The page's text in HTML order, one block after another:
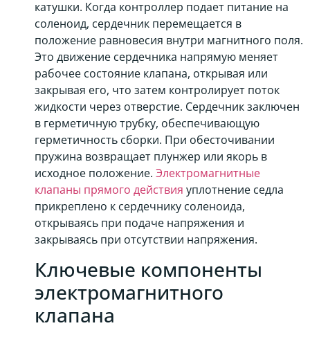
катушки. Когда контроллер подает питание на
соленоид, сердечник перемещается в
положение равновесия внутри магнитного поля.
Это движение сердечника напрямую меняет
рабочее состояние клапана, открывая или
закрывая его, что затем контролирует поток
жидкости через отверстие. Сердечник заключен
в герметичную трубку, обеспечивающую
герметичность сборки. При обесточивании
пружина возвращает плунжер или якорь в
исходное положение. Электромагнитные
клапаны прямого действия уплотнение седла
прикреплено к сердечнику соленоида,
открываясь при подаче напряжения и
закрываясь при отсутствии напряжения.
Ключевые компоненты
электромагнитного
клапана